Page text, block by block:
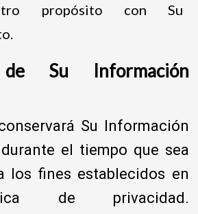
propósito con Su
de Su Información
Su Información
el tiempo que sea
los fines establecidos en
de privacidad.